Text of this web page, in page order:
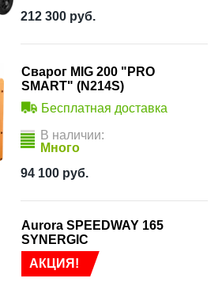
212 300 руб.
Сварог MIG 200 "PRO
SMART" (N214S)
Бесплатная доставка
В наличии:
Много
94 100 руб.
АКЦИЯ!
Aurora SPEEDWAY 165
SYNERGIC